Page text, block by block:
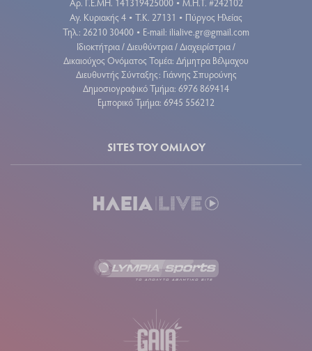
•
Αγ. Κυριακής 4 • Τ.Κ. 27131 • Πύργος Ηλείας
Τηλ.: 26210 30400 • E-mail: ilialive.gr@gmail.com
Ιδιοκτήτρια / Διευθύντρια / Διαχειρίστρια /
Δικαιούχος Ονόματος Τομέα: Δήμητρα Βέλμαχου
Διευθυντής Σύνταξης: Γιάννης Σπυρούνης
Δημοσιογραφικό Τμήμα: 6976 869414
Εμπορικό Τμήμα: 6945 556212
SITES ΤΟΥ ΟΜΙΛΟΥ